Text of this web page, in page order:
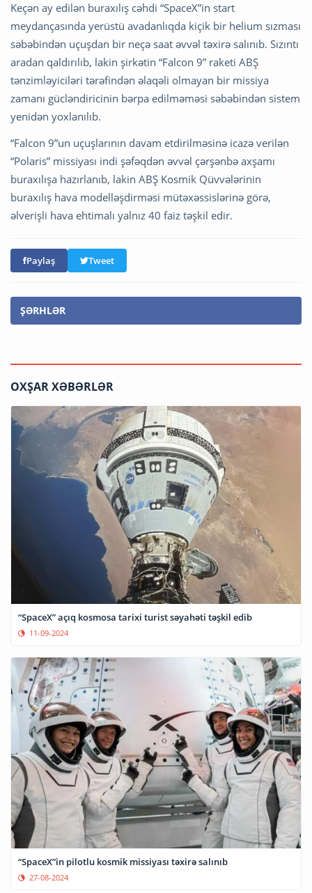
Keçən ay edilən buraxılış cəhdi “SpaceX”in start
meydançasında yerüstü avadanlıqda kiçik bir helium sızması
səbəbindən uçuşdan bir neçə saat əvvəl təxirə salınıb. Sızıntı
aradan qaldırılıb, lakin şirkətin “Falcon 9” raketi ABŞ
tənzimləyiciləri tərəfindən əlaqəli olmayan bir missiya
zamanı gücləndiricinin bərpa edilməməsi səbəbindən sistem
yenidən yoxlanılıb.
“Falcon 9”un uçuşlarının davam etdirilməsinə icazə verilən
“Polaris” missiyası indi şəfəqdən əvvəl çərşənbə axşamı
buraxılışa hazırlanıb, lakin ABŞ Kosmik Qüvvələrinin
buraxılış hava modelləşdirməsi mütəxəssislərinə görə,
əlverişli hava ehtimalı yalnız 40 faiz təşkil edir.
Paylaş Tweet
ŞƏRHLƏR
OXŞAR XƏBƏRLƏR
“SpaceX” açıq kosmosa tarixi turist səyahəti təşkil edib
11-09-2024
“SpaceX”in pilotlu kosmik missiyası təxirə salınıb
27-08-2024